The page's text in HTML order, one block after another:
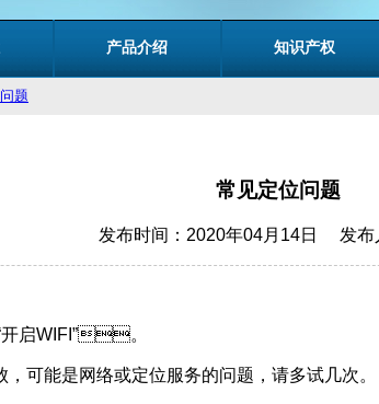
产品介绍 知识产权
题
常见定位问题
发布时间：2020年04月14日 发布人
开启WIFI”。
可能是网络或定位服务的问题，请多试几次。